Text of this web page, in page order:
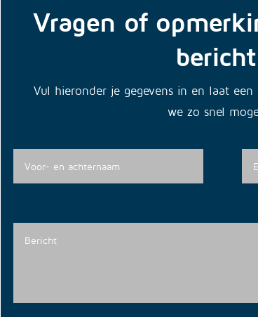
Vragen of
Vul hieronder je gegevens in en laat
we zo snel